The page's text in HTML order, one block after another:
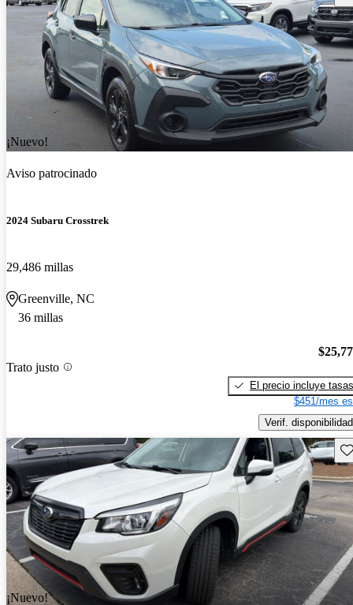
¡Nuevo!
Aviso patrocinado
2024 Subaru Crosstrek
29,486 millas
Greenville, NC
36 millas
Trato justo
El precio incluye tasas
$451/mes
Verif. disponibilidad
¡Nuevo!